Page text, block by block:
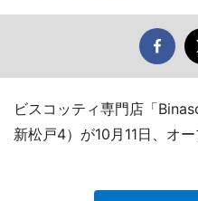
ビスコッティ専門店「
新松戸4）が10月11日、オー